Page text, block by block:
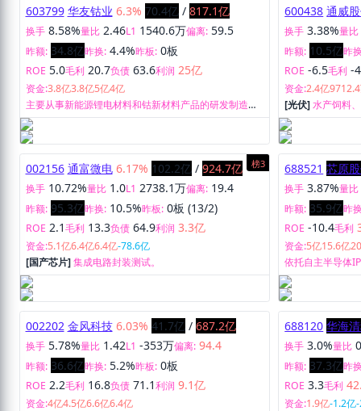
603799 华友钴业 6.3% 70.4亿 / 817.1亿
换手 8.58%量比 2.46L1 1540.6万偏离: 59.5
昨额: 34.8亿昨换: 4.4%昨板: 0板
ROE 5.0毛利 20.7负债 63.6利润 25亿
资金:3.8亿3.8亿5亿4亿
主要从事新能源锂电材料和钴新材料产品的研发制造业
务。
600438 通威
换手 3.38%量比
昨额: 10.5亿昨
ROE -6.5毛利 -
资金:2.4亿
[光伏]水产饲料
高纯晶硅、太阳
榜3
002156 通富微电 6.17% 102.2亿 / 924.7亿
换手 10.72%量比 1.0L1 2738.1万偏离: 19.4
昨额: 95.3亿昨换: 10.5%昨板: 0板 (13/2)
ROE 2.1毛利 13.3负债 64.9利润 3.3亿
资金:5.1亿6.4亿6.4亿-78.6亿
[国产芯片]集成电路封装测试。
688521 芯原
换手 3.87%量比
昨额: 35.9亿昨
ROE -10.4毛利
资金:5亿15.6亿
依托自主半导体
式芯片定制服务
002202 金风科技 6.03% 41.7亿 / 687.2亿
换手 5.78%量比 1.42L1 -353万偏离: 94.4
昨额: 36.6亿昨换: 5.2%昨板: 0板
ROE 2.2毛利 16.8负债 71.1利润 9.1亿
资金:4亿4.5亿6.6亿6.4亿
688120 华海
换手 3.0%量比
昨额: 37.3亿昨
ROE 3.3毛利
资金:1.9亿-1.2亿